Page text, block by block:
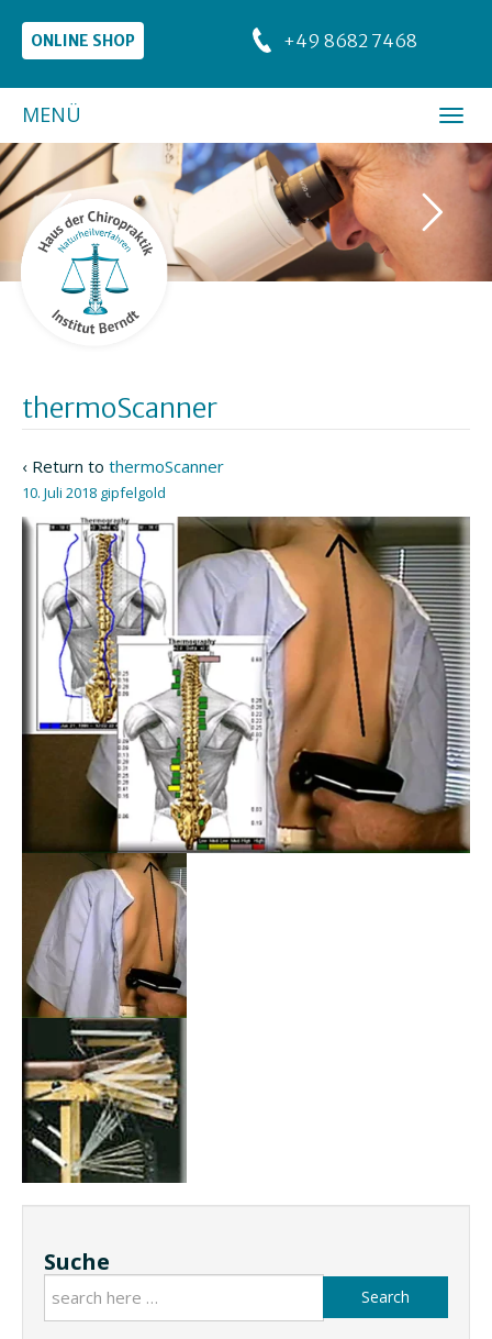
ONLINE SHOP +49 8682 7468
MENÜ
thermoScanner
‹ Return to thermoScanner
10. Juli 2018 gipfelgold
Suche
Search